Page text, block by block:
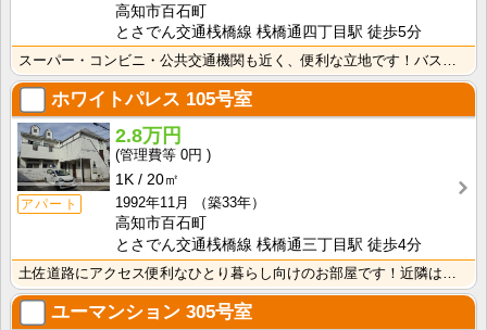
高知市百石町
とさでん交通桟橋線 桟橋通四丁目駅 徒歩5分
ホワイトパレス 105号室
アパート
2.8万円
0円
1K
20㎡
1992年11月
（築33年）
高知市百石町
とさでん交通桟橋線 桟橋通三丁目駅 徒歩4分
ユーマンション 305号室